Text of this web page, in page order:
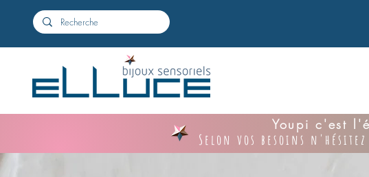
Youpi c'est
Selon vos besoins